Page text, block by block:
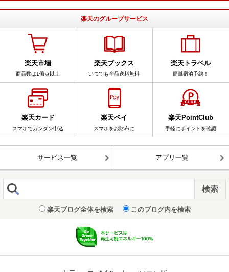
楽天のグループサービス
楽天市場
商品数は1億点以上
楽天ブックス
いつでも全品送料無料
楽天トラベル
簡単宿泊予約！
楽天カード
スマホでカンタン申込
楽天ペイ
スマホをお財布に
楽天PointClub
手軽にポイントを確認
サービス一覧 アプリ一覧
楽天ブログ全体を検索 このブログ内を検索